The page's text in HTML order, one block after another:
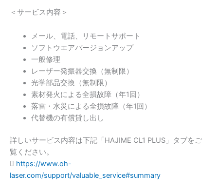
＜サービス内容＞
メール、電話、リモートサポート
ソフトウエアバージョンアップ
一般修理
レーザー発振器交換（無制限）
光学部品交換（無制限）
素材発火による全損故障（年1回）
落雷・水災による全損故障（年1回）
代替機の有償貸し出し
詳しいサービス内容は下記「HAJIME CL1 PLUS」タブをご
覧ください。
https://www.oh-
laser.com/support/valuable_service#summary
用）